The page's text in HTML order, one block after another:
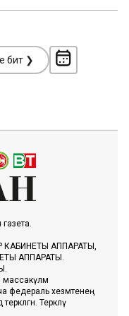
бит ❯
АППАРАТЫ,
АППАРАТЫ.
массакүләм
федераль хезмәтенең
Теркәлү